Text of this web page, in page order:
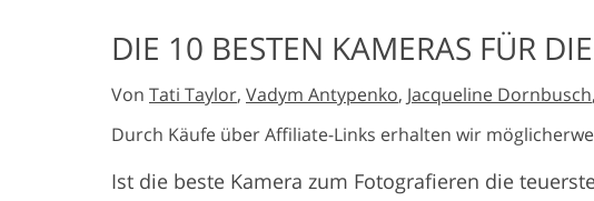
Lightroom Presets
Komplette LR-Preset
Sammlungen
Mobile Kollektion
Photoshop-Aktionen
Photoshop-Pinsel
Photoshop-
Photoshop-Texturen
Komplette Ps-Aktionen-
DIE 10 BESTEN KAMERAS FÜR
Von Tati Taylor, Vadym Antypenko, Jacqueline Dornbusch
Durch Käufe über Affiliate-Links erhalten wir
Ist die beste Kamera zum Fotografieren die